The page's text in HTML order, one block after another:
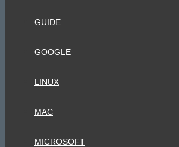
GUIDE
GOOGLE
LINUX
MAC
MICROSOFT